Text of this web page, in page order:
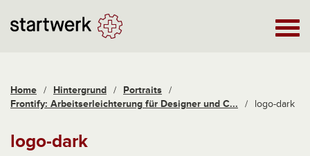
Home / Hintergrund / Portraits /
Frontify: Arbeitserleichterung für Designer und C...
/ logo-dark
logo-dark